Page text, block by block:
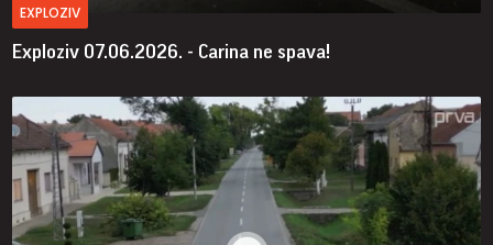
EXPLOZIV
Exploziv 07.06.2026. - Carina ne spava!